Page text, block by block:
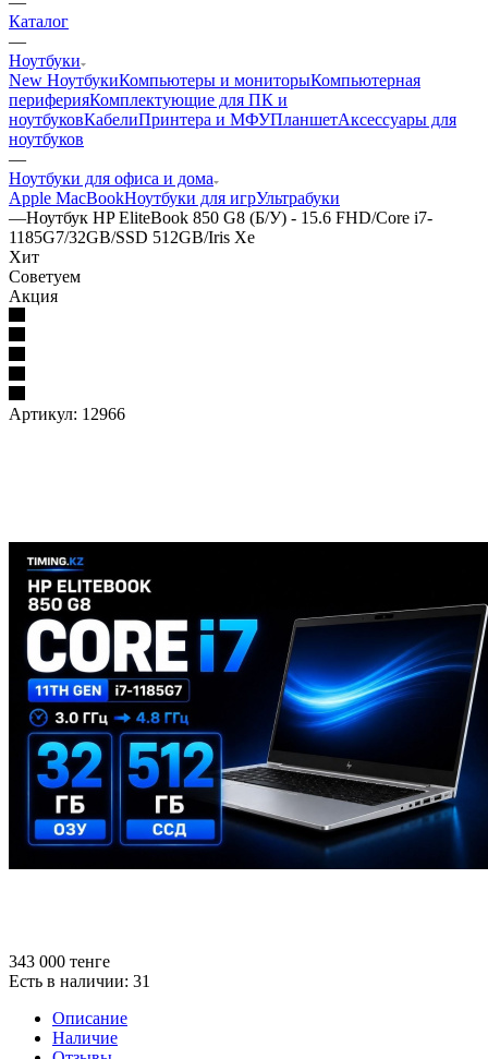
Каталог
—
Ноутбуки
New НоутбукиКомпьютеры и мониторыКомпьютерная
периферияКомплектующие для ПК и
ноутбуковКабелиПринтера и МФУПланшетАксессуары для
ноутбуков
—
Ноутбуки для офиса и дома
Apple MacBookНоутбуки для игрУльтрабуки
—Ноутбук HP EliteBook 850 G8 (Б/У) - 15.6 FHD/Core i7-
1185G7/32GB/SSD 512GB/Iris Xe
Хит
Советуем
Акция
Артикул: 12966
343 000 тенге
Есть в наличии: 31
Описание
Наличие